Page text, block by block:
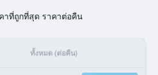
าที่ถูกที่สุด ราคาต่อคืน
ทั้งหมด (ต่อคืน)